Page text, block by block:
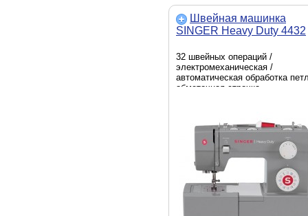
Швейная машинка
SINGER Heavy Duty 4432
32 швейных операций /
электромеханическая /
автоматическая обработка
обметочная строчка